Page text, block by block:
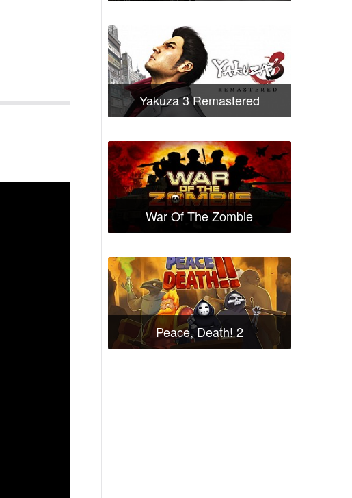
Yakuza 3 Remastered
War Of The Zombie
Peace, Death! 2